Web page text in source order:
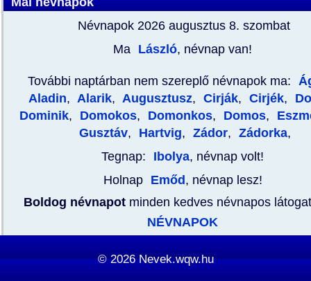
Névnapok 2026 augusztus 8. szombat
Ma László, névnap van!
További naptárban nem szereplő névnapok ma:
Aladin, Alarik, Augusztusz, Cirják, Cirjék,
Dominik, Domokos, Domonkos, Domos,
Gusztáv, Hartvig, Zádor, Zádorka,
Tegnap:
Ibolya, névnap volt!
Holnap Emőd , névnap lesz!
Boldog névnapotminden kedves névnapos
NÉVNAPOK
© 2026Nevek.wqw.hu